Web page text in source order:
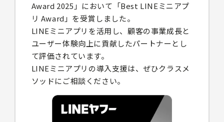
Award 2025」において「Best LINEミニアプ
リ Award」を受賞しました。
LINEミニアプリを活用し、顧客の事業成長と
ユーザー体験向上に貢献したパートナーとし
て評価されています。
LINEミニアプリの導入支援は、ぜひクラスメ
ソッドにご相談ください。